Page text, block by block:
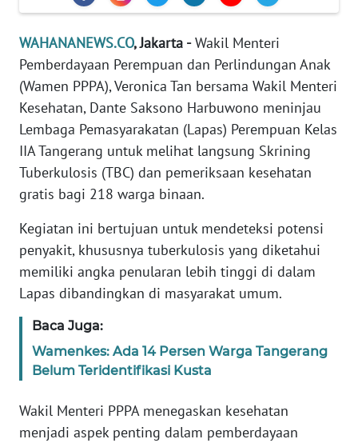
WAHANANEWS.CO, Jakarta -Wakil Menteri
Pemberdayaan Perempuan dan Perlindungan Anak
(Wamen PPPA), Veronica Tan bersama Wakil Menteri
Kesehatan, Dante Saksono Harbuwono meninjau
Lembaga Pemasyarakatan (Lapas) Perempuan Kelas
IIA Tangerang untuk melihat langsung Skrining
Tuberkulosis (TBC) dan pemeriksaan kesehatan
gratis bagi 218 warga binaan.
Kegiatan ini bertujuan untuk mendeteksi potensi
penyakit, khususnya tuberkulosis yang diketahui
memiliki angka penularan lebih tinggi di dalam
Lapas dibandingkan di masyarakat umum.
Baca Juga:
Wamenkes: Ada 14 Persen Warga Tangerang
Belum Teridentifikasi Kusta
Wakil Menteri PPPA menegaskan kesehatan
menjadi aspek penting dalam pemberdayaan
OPINI
EDITORIAL
Informasi
INDEKS
BERITA
KONTAK
INFO
IKLAN
KAMI
PEDOMAN
SIBER